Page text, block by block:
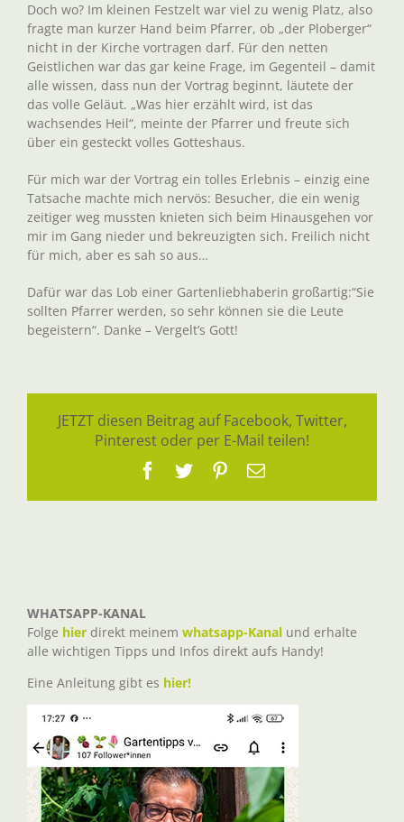
Doch wo? Im kleinen Festzelt war viel zu wenig Platz, also
fragte man kurzer Hand beim Pfarrer, ob „der Ploberger“
nicht in der Kirche vortragen darf. Für den netten
Geistlichen war das gar keine Frage, im Gegenteil – damit
alle wissen, dass nun der Vortrag beginnt, läutete der
das volle Geläut. „Was hier erzählt wird, ist das
wachsendes Heil“, meinte der Pfarrer und freute sich
über ein gesteckt volles Gotteshaus.
Für mich war der Vortrag ein tolles Erlebnis – einzig eine
Tatsache machte mich nervös: Besucher, die ein wenig
zeitiger weg mussten knieten sich beim Hinausgehen vor
mir im Gang nieder und bekreuzigten sich. Freilich nicht
für mich, aber es sah so aus…
Dafür war das Lob einer Gartenliebhaberin großartig:“Sie
sollten Pfarrer werden, so sehr können sie die Leute
begeistern“. Danke – Vergelt’s Gott!
JETZT diesen Beitrag auf Facebook, Twitter,
Pinterest oder per E-Mail teilen!
Facebook
TwitterPinterest
E-
WHATSAPP-KANAL
Folge hier direkt meinem whatsapp-Kanal und erhalte
alle wichtigen Tipps und Infos direkt aufs Handy!
Eine Anleitung gibt es hier!